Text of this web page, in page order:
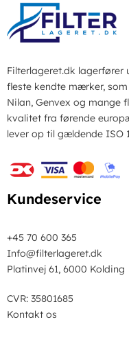
Filterlageret.dk lagerfører
fleste kendte mærker,
Nilan, Genvex og mange
kvalitet fra førende
lever op til gældende ISO
Kundeservice
+45 70 600 365
Info@filterlageret.dk
Platinvej 61, 6000 Kolding
CVR: 35801685
Kontakt os